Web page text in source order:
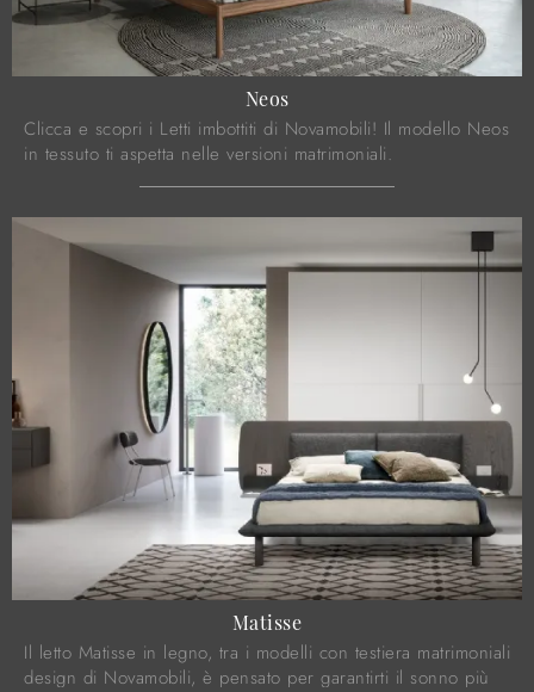
Neos
Clicca e scopri i Letti imbottiti di Novamobili! Il modello Neos
in tessuto ti aspetta nelle versioni matrimoniali.
Matisse
Il letto Matisse in legno, tra i modelli con testiera matrimoniali
design di Novamobili, è pensato per garantirti il sonno più